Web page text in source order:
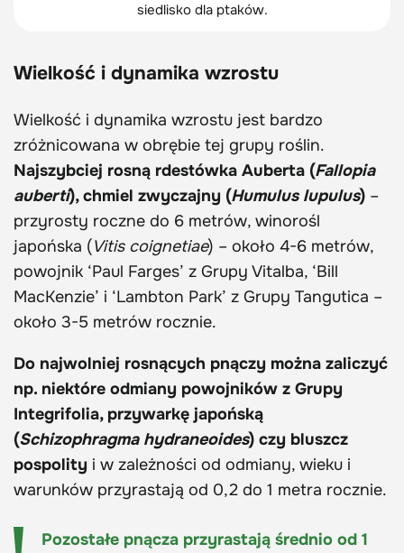
siedlisko dla ptaków.
Wielkość i dynamika wzrostu
Wielkość i dynamika wzrostu jest bardzo
zróżnicowana w obrębie tej grupy roślin.
Najszybciej rosną rdestówka Auberta (Fallopia
auberti), chmiel zwyczajny (Humulus lupulus) –
przyrosty roczne do 6 metrów, winorośl
japońska (Vitis coignetiae) – około 4-6 metrów,
powojnik ‘Paul Farges’ z Grupy Vitalba, ‘Bill
MacKenzie’ i ‘Lambton Park’ z Grupy Tangutica –
około 3-5 metrów rocznie.
Do najwolniej rosnących pnączy można zaliczyć
np. niektóre odmiany powojników z Grupy
Integrifolia, przywarkę japońską
(Schizophragma hydraneoides) czy bluszcz
pospolity i w zależności od odmiany, wieku i
warunków przyrastają od 0,2 do 1 metra rocznie.
Pozostałe pnącza przyrastają średnio od 1